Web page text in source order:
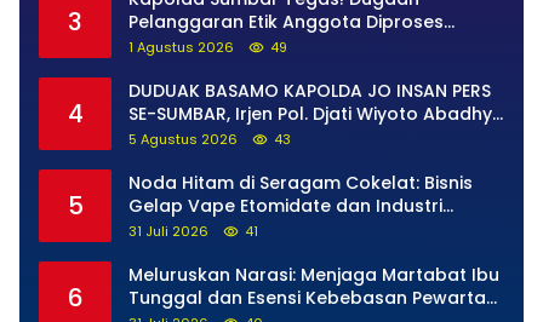
3
Pelanggaran Etik Anggota Diproses
Tanpa Pandang Bulu, Sidang Etik AKBP F
1 Agustus 2026 49
4
DUDUAK BASAMO KAPOLDA JO INSAN PERS
SE-SUMBAR, Irjen Pol. Djati Wiyoto Abadhy
Tegaskan Tak Ada Ruang bagi Pelanggar
5 Agustus 2026 43
5
Noda Hitam di Seragam Cokelat: Bisnis
Gelap Vape Etomidate dan Industri
Pemerasan di Jantung Kepolisian
31 Juli 2026 41
6
Meluruskan Narasi: Menjaga Martabat Ibu
Tunggal dan Esensi Kebebasan Pewarta